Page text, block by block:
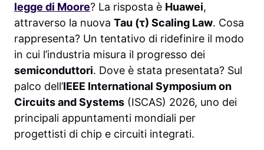
legge di Moore? La risposta è Huawei,
attraverso la nuova Tau (τ) Scaling Law. Cosa
rappresenta? Un tentativo di ridefinire il modo
in cui l’industria misura il progresso dei
semiconduttori. Dove è stata presentata? Sul
palco dell’IEEE International Symposium on
Circuits and Systems (ISCAS) 2026, uno dei
principali appuntamenti mondiali per
progettisti di chip e circuiti integrati.